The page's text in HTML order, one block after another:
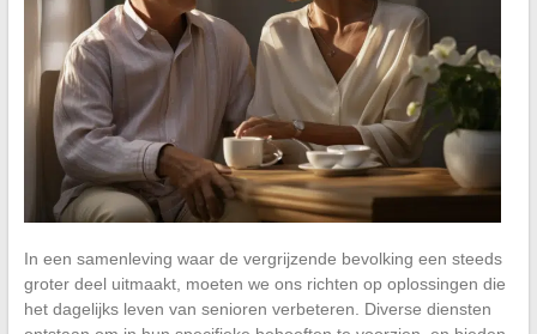
In een samenleving waar de vergrijzende bevolking een steeds
groter deel uitmaakt, moeten we ons richten op oplossingen die
het dagelijks leven van senioren verbeteren. Diverse diensten